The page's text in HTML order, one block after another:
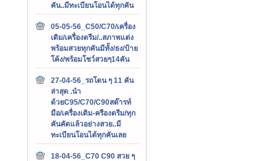
คัน..มีทะเบียนโอนได้ทุกคัน
05-05-56_C50/C70/เครื่อง
เดิม/เครื่องดรีม/..สภาพแต่ง
พร้อมสวยทุกคันมีทั้ง/ธง/ป้าย
โค้ง/พร้อมโชว์สวยๆ14คัน
27-04-56_รถโดน ๆ 11 คัน
ล่าสุด .นำ
ด้วยC95/C70/C90สต๊ารท์
มือ/เครื่องเดิม-ครืองดรีม/ทุก
คันคัดแล้วอย่างสวย..มี
ทะเบียนโอนได้ทุกคันเลย
18-04-56_C70 C90 สวย ๆ